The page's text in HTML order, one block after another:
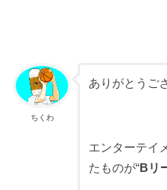
ちくわ
ありがとうご
エンターテイ
たものが“Bリ